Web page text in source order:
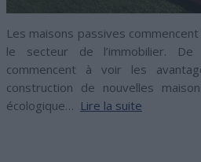
Les maisons passives
le secteur de l’immobilier.
commencent à voir les
construction de nouvelles
écologique… Lire la suite